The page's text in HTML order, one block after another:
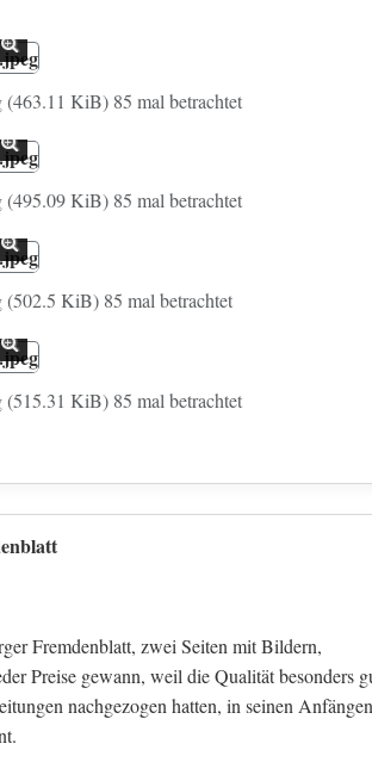
KiB) 85 mal betrachtet
KiB) 85 mal betrachtet
KiB) 85 mal betrachtet
KiB) 85 mal betrachtet
Fremdenblatt, zwei Seiten mit Bildern,
Preise gewann, weil die Qualität besonders
nachgezogen hatten, in seinen